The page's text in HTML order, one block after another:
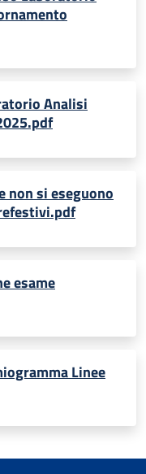
Analisi
non si eseguono
esame
Linee